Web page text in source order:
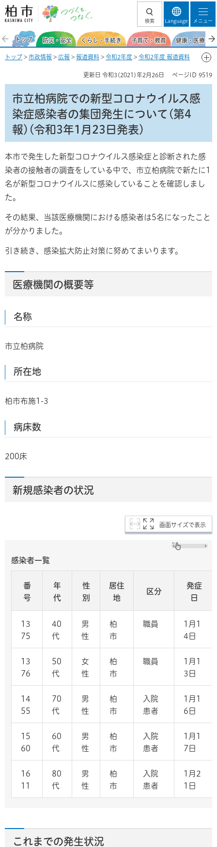
柏市 つづくを、
検索 Language メニュー
トップ 防災・安全 くらし・手続き 子育て・教育 健康・医療・
トップ > 市政情報 > 広報 > 報道資料 > 令和2年度 > 令和2年度 報道資料
イルス感染症感染者の集団発生について(第4報)(令和3年1月23日発表)
更新日 令和3(2021)年2月26日 ページID 9519
市立柏病院での新型コロナウイルス感
染症感染者の集団発生について(第4
報)(令和3年1月23日発表)
本市で発生した新型コロナウイルス感染症と診断された感
染者の接触者の調査をしている中で、市立柏病院で新たに1
名が新型コロナウイルスに感染していることを確認しまし
た。
その結果、当該医療機関における感染者は5名になったこと
が分かりました。
引き続き、感染拡大防止対策に努めてまいります。
医療機関の概要等
名称
市立柏病院
所在地
柏市布施1-3
病床数
200床
新規感染者の状況
画面サイズで表示
感染者一覧
番
号
年
代
性
別
居住
地
区分
発症
日
13
75
40
代
男
性
柏
市
職員
1月1
4日
13
76
50
代
女
性
柏
市
職員
1月1
3日
14
55
70
代
男
性
柏
市
入院
患者
1月1
6日
15
60
60
代
男
性
柏
市
入院
患者
1月1
7日
16
11
80
代
男
性
柏
市
入院
患者
1月2
1日
これまでの発生状況